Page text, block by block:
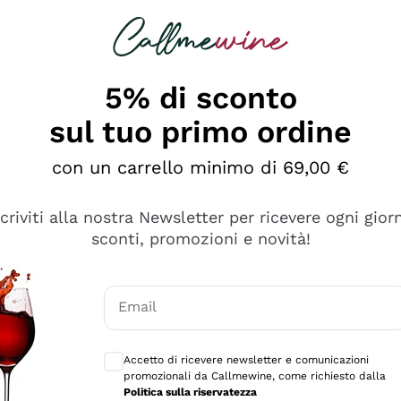
è male ma secondo me ci sono alternative che
5% di sconto
sul tuo primo ordine
con un carrello minimo di 69,00 €
alla nostra Newsletter per ricevere ogni
sconti, promozioni e novità!
Email
Accetto di ricevere newsletter e comunicazioni
promozionali da Callmewine, come richiesto dalla
Politica sulla riservatezza